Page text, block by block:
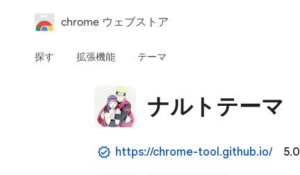
chrome ウェブストア
探す 拡張機能 テーマ
ナルトテーマ
https://chrome-tool.github.io/ 5.0